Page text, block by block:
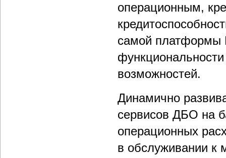
операционным,
самой платформы
возможностей.
Динамично
сервисов ДБО на
операционных
в обслуживании к